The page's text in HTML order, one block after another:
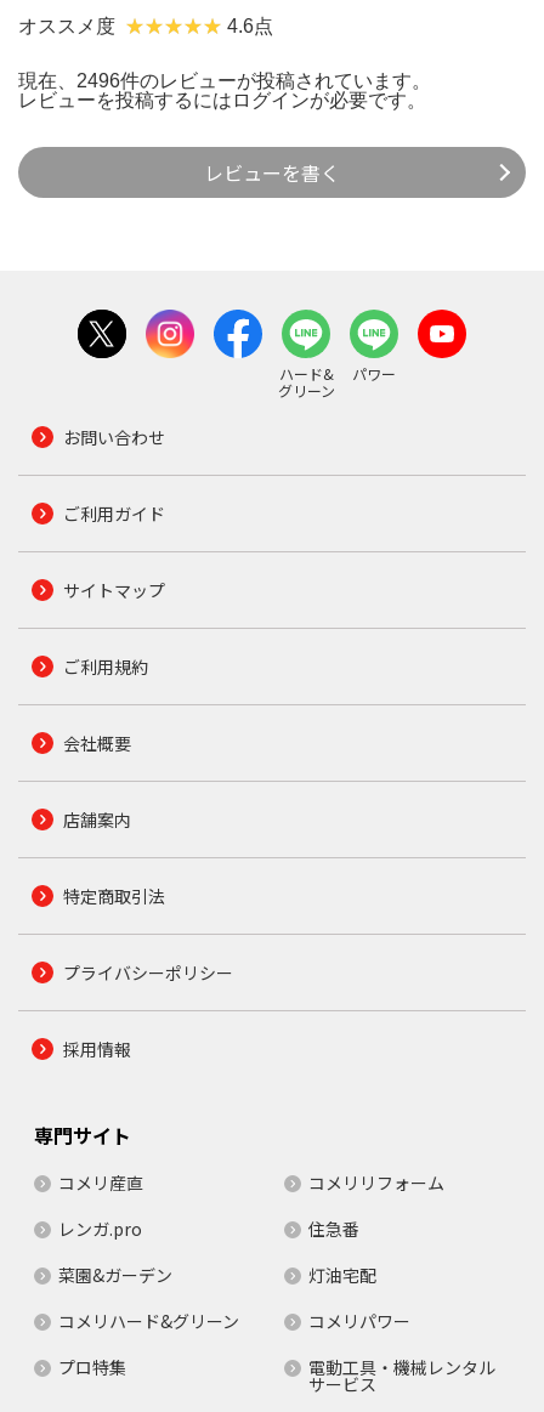
オススメ度 4.6点
現在、2496件のレビューが投稿されています。
レビューを投稿するには ログインが必要です。
レビューを書く
ハード&
グリーン
パワー
お問い合わせ
ご利用ガイド
サイトマップ
ご利用規約
会社概要
店舗案内
特定商取引法
プライバシーポリシー
採用情報
専門サイト
コメリ産直
コメリリフォーム
レンガ.pro
住急番
菜園&ガーデン
灯油宅配
コメリハード&グリーン
コメリパワー
プロ特集
電動工具・機械レンタル
サービス